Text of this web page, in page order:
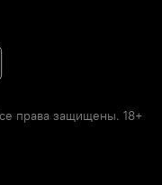
права защищены. 18+